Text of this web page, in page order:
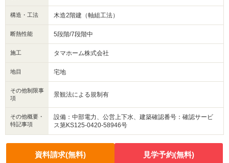
構造・工法 木造2階建（軸組工法）
断熱性能 5段階/7段階中
施工 タマホーム株式会社
地目 宅地
その他制限事
項
景観法による規制有
その他概要・
特記事項
設備：中部電力、公営上下水、建築確認番号：確認サービ
ス第KS125-0420-58946号
資料請求(無料) 見学予約(無料)